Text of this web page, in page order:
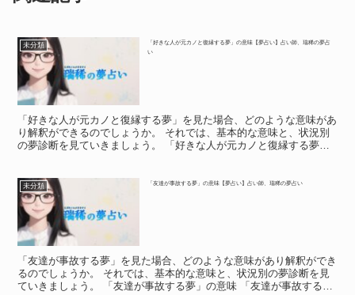
未分類
「好きな人が元カノと復縁する夢」の意味【夢占い】占い師、瑞稀の夢占
い
「好きな人が元カノと復縁する夢」を見た場合、どのような意味があ
り解釈ができるのでしょうか。 それでは、基本的な意味と、状況別
の夢診断を見ていきましょう。 「好きな人が元カノと復縁する夢」
未分類 「友達が事故する夢」の意味【夢占い】占い師、瑞稀の夢占い
「友達が事故する夢」を見た場合、どのような意味があり解釈ができ
るのでしょうか。 それでは、基本的な意味と、状況別の夢診断を見
ていきましょう。 「友達が事故する夢」の意味 「友達が事故する